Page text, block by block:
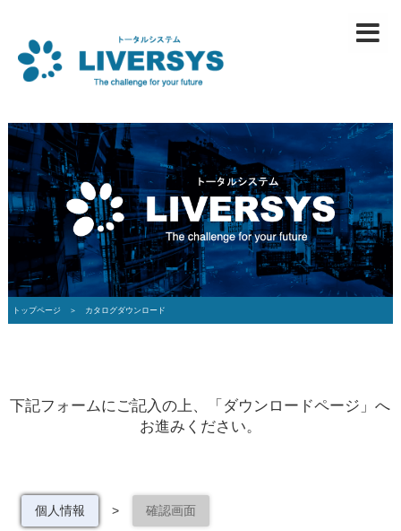
トップページ ＞ カタログダウンロード
下記フォームにご記入の上、「ダウンロードページ」へ
お進みください。
個人情報 > 確認画面